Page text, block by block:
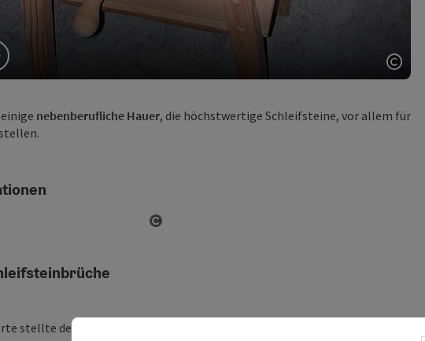
Element
nächstes Element
nebenberufliche Hauer, die höchstwertige Schleifsteine, vor allem für
stellte der